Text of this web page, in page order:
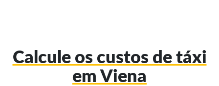
Calcule os custos de táxi
em Viena